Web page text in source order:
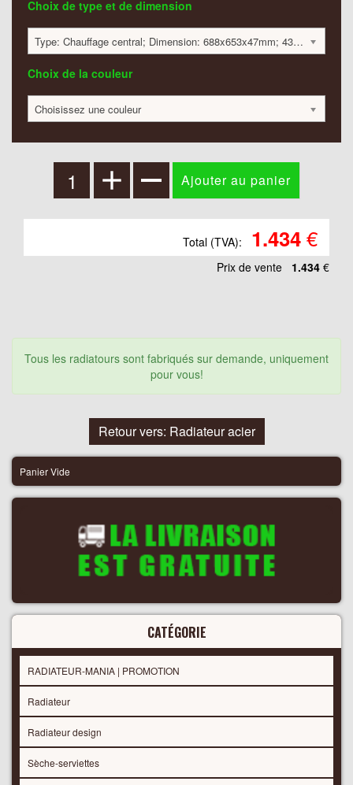
Choix de type et de dimension
Type: Chauffage central; Dimension: 688x653x47mm; 434 Watt:; 1434 €
Choix de la couleur
Choisissez une couleur
Total (TVA): 1.434€
Prix ​​de vente 1.434 €
Tous les radiatours sont fabriqués sur demande, uniquement
pour vous!
Retour vers: Radiateur acier
Panier Vide
CATÉGORIE
RADIATEUR-MANIA | PROMOTION
Radiateur
Radiateur design
Sèche-serviettes